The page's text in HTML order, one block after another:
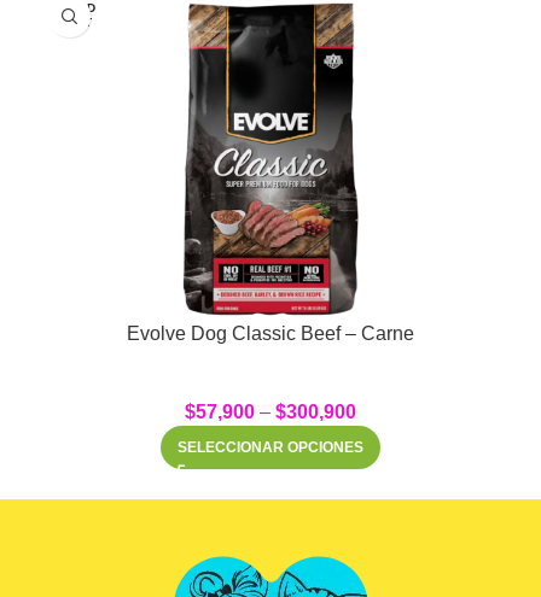
SOLD
OUT
Evolve Dog Classic Beef – Carne
$57,900 – $300,900
SELECCIONAR OPCIONES